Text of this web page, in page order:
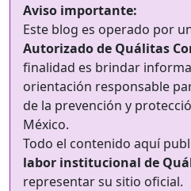
Aviso importante:
Este blog es operado por
Autorizado de Quálitas
finalidad es brindar
orientación responsable
de la prevención y
México.
Todo el contenido aquí
labor institucional de
representar su sitio oficial.